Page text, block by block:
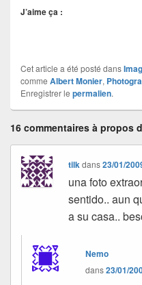
J’aime ça :
Cet article a été posté dans
comme Albert Monier,
Enregistrer le permalien.
16 commentaires à propos
tilkdans23/01/
una foto
sentido.. aun
a su casa..
Nemo
dans23/01/